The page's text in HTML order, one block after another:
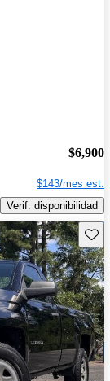
$6,900
$143/mes est.
Verif. disponibilidad